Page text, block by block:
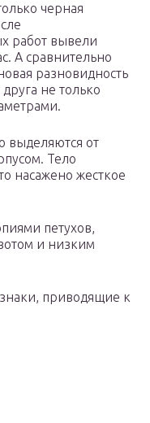
черная
работ вывели
А сравнительно
разновидность
не только
выделяются от
Тело
насажено жесткое
петухов,
и низким
приводящие к